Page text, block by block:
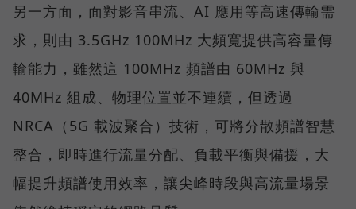
另一方面，面對影音串流、AI 應用等高速傳輸需
求，則由 3.5GHz 100MHz 大頻寬提供高容量傳
輸能力，雖然這 100MHz 頻譜由 60MHz 與
40MHz 組成、物理位置並不連續，但透過
NRCA（5G 載波聚合）技術，可將分散頻譜智慧
整合，即時進行流量分配、負載平衡與備援，大
幅提升頻譜使用效率，讓尖峰時段與高流量場景